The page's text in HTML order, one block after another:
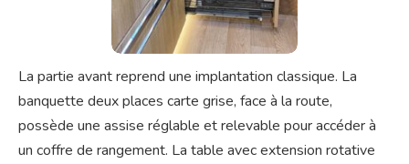
La partie avant reprend une implantation classique. La
banquette deux places carte grise, face à la route,
possède une assise réglable et relevable pour accéder à
un coffre de rangement. La table avec extension rotative